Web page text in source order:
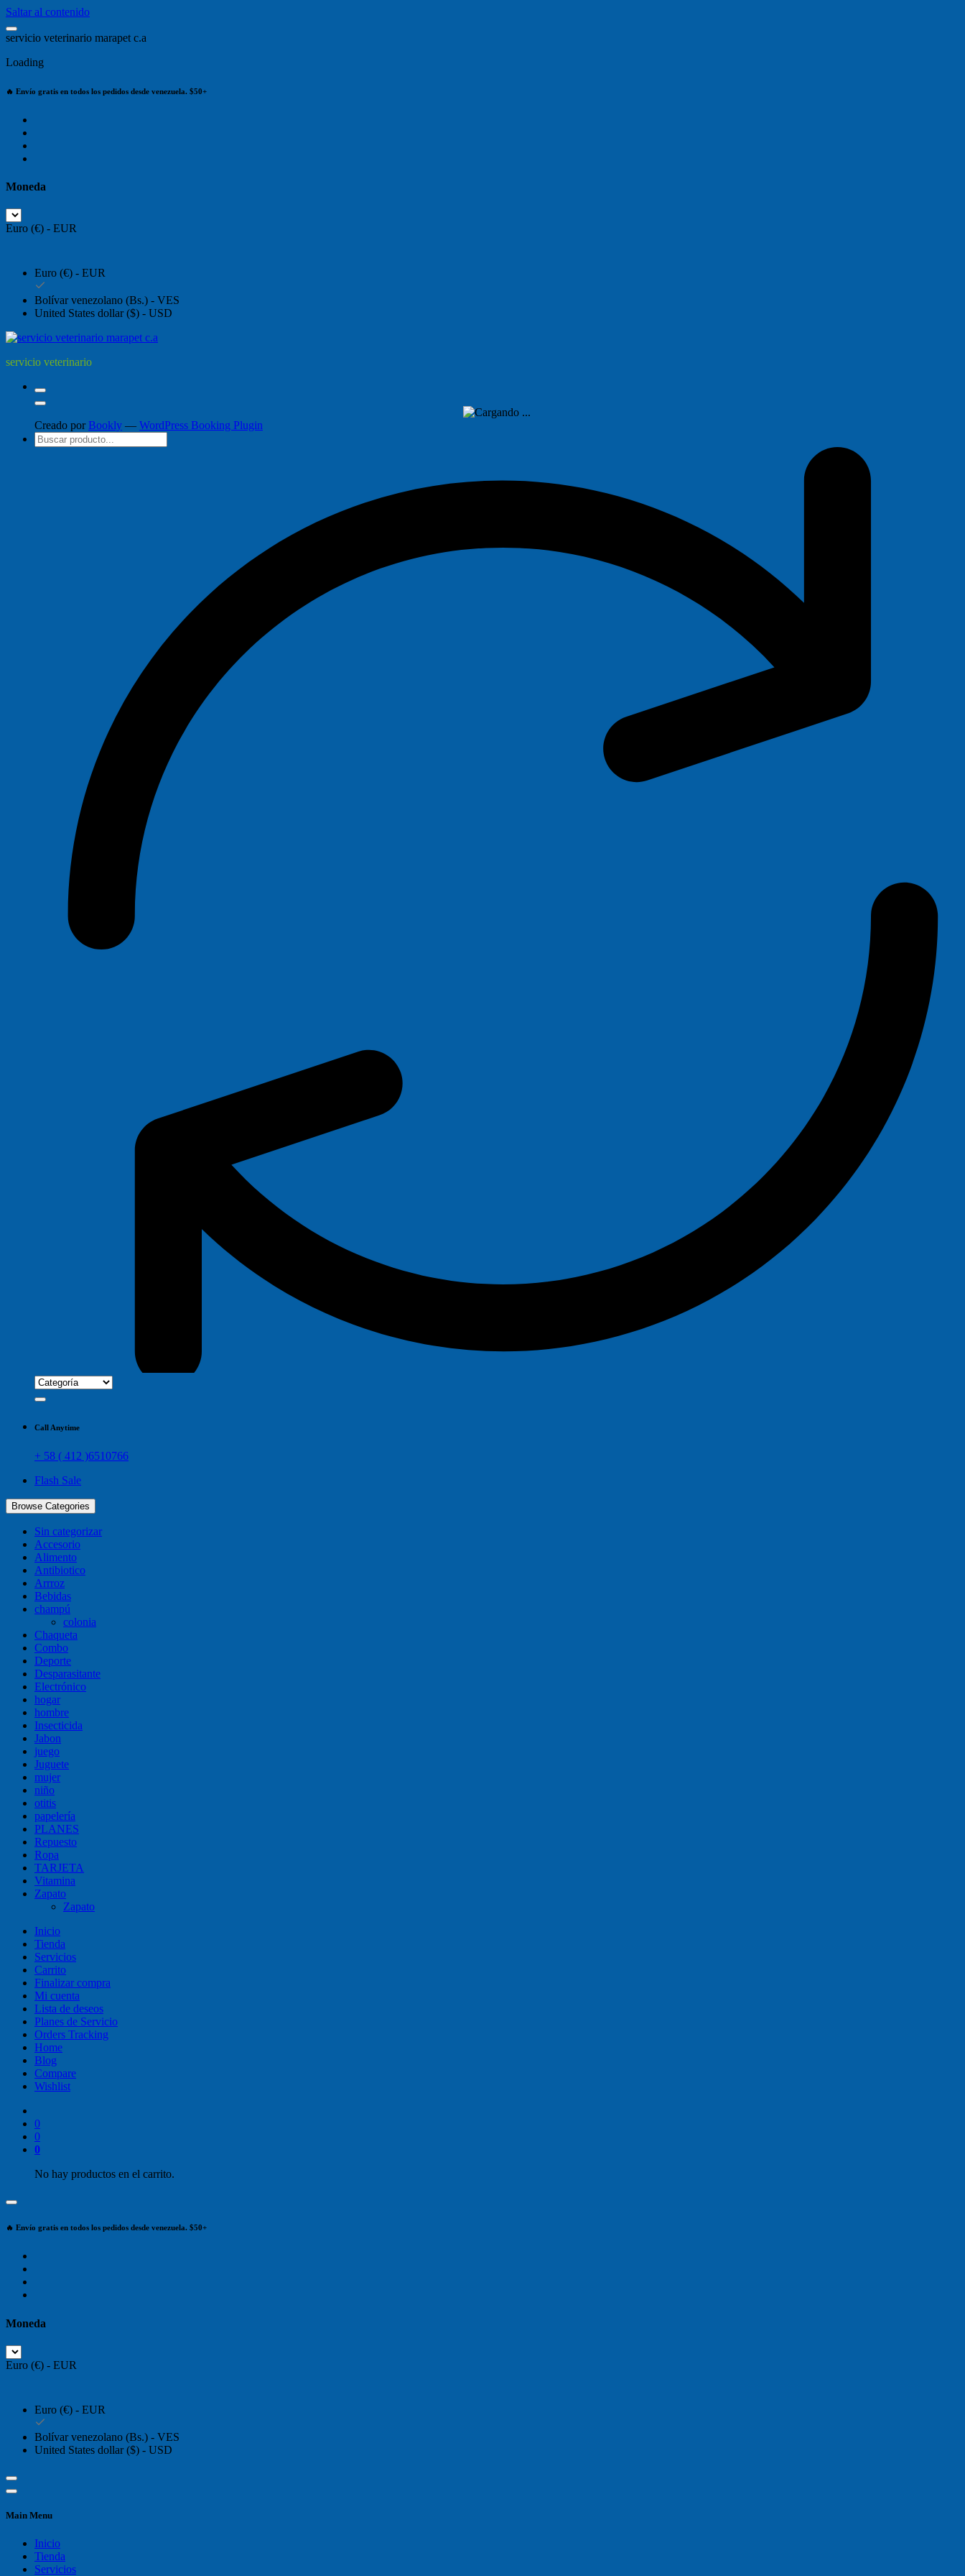
Saltar al contenido
servicio veterinario marapet c.a
Loading
🔥 Envío gratis en todos los pedidos desde venezuela. $50+
Moneda
Euro (€) - EUR
Euro (€) - EUR
Bolívar venezolano (Bs.) - VES
United States dollar ($) - USD
servicio veterinario
Creado por Bookly — WordPress Booking Plugin
Call Anytime
+ 58 ( 412 )6510766
Flash Sale
Browse Categories
Sin categorizar
Accesorio
Alimento
Antibiotico
Arrroz
Bebidas
champú
colonia
Chaqueta
Combo
Deporte
Desparasitante
Electrónico
hogar
hombre
Insecticida
Jabon
juego
Juguete
mujer
niño
otitis
papelería
PLANES
Repuesto
Ropa
TARJETA
Vitamina
Zapato
Zapato
Inicio
Tienda
Servicios
Carrito
Finalizar compra
Mi cuenta
Lista de deseos
Planes de Servicio
Orders Tracking
Home
Blog
Compare
Wishlist
0
0
0
No hay productos en el carrito.
🔥 Envío gratis en todos los pedidos desde venezuela. $50+
Moneda
Euro (€) - EUR
Euro (€) - EUR
Bolívar venezolano (Bs.) - VES
United States dollar ($) - USD
Main Menu
Inicio
Tienda
Servicios